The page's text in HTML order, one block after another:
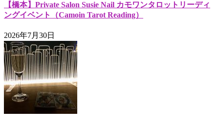
【橋本】Private Salon Susie Nail カモワンタロットリーディ
ングイベント（Camoin Tarot Reading）
2026年7月30日